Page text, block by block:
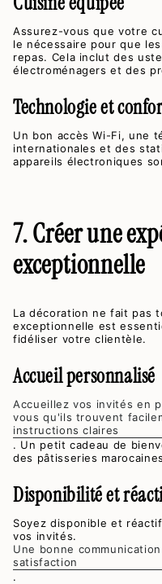
Assurez-vous que votre
le nécessaire pour que
repas. Cela inclut des
électroménagers et des
Technologie et
Un bon accès Wi-Fi, une
internationales et des
appareils électroniques
7. Créer une
exceptionnelle
La décoration ne fait pas
exceptionnelle est
fidéliser votre clientèle.
Accueil personnalisé
Accueillez vos invités en
vous qu'ils trouvent
instructions claires
. Un petit cadeau de
des pâtisseries
Disponibilité et
Soyez disponible et
vos invités.
Une bonne
satisfaction
.